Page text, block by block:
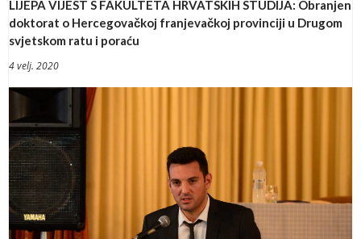
LIJEPA VIJEST S FAKULTETA HRVATSKIH STUDIJA: Obranjen
doktorat o Hercegovačkoj franjevačkoj provinciji u Drugom
svjetskom ratu i poraću
4 velj. 2020